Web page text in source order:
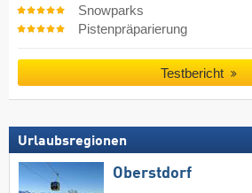
Snowparks
Pistenpräparierung
Testbericht
Urlaubsregionen
Oberstdorf